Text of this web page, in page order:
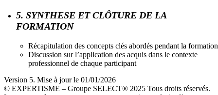
5. SYNTHESE ET CLÔTURE DE LA
FORMATION
Récapitulation des concepts clés abordés pendant la formation
Discussion sur l’application des acquis dans le contexte
professionnel de chaque participant
Version 5. Mise à jour le 01/01/2026
© EXPERTISME – Groupe SELECT® 2025 Tous droits réservés.